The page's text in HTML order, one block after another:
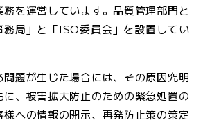
務を運営しています。品質管理部門と
局」と「ISO委員会」を設置してい
題が生じた場合には、その原因究明
、被害拡大防止のための緊急処置の
への情報の開示、再発防止策の策定